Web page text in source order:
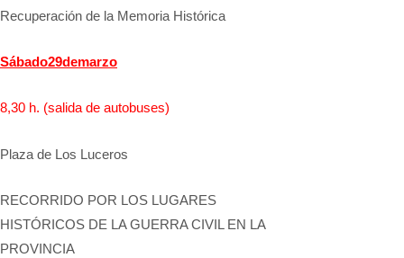
Recuperación de la Memoria Histórica
Sábado29demarzo
8,30 h. (salida de autobuses)
Plaza de Los Luceros
RECORRIDO POR LOS LUGARES
HISTÓRICOS DE LA GUERRA CIVIL EN LA
PROVINCIA